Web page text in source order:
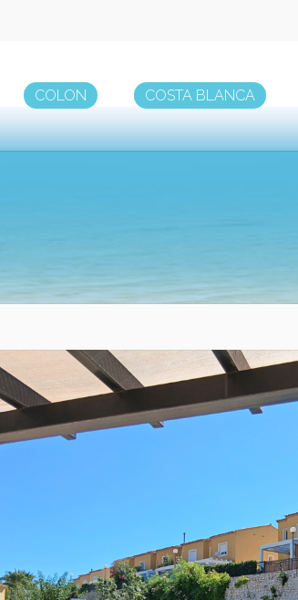
COLON COSTA BLANCA